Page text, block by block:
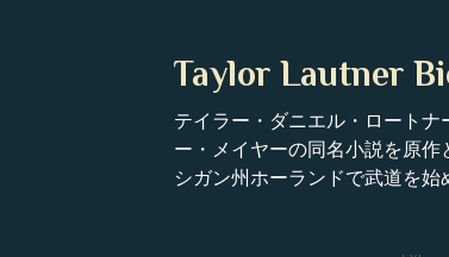
Taylor Lautner
テイラー・ダニエル・ロート
ー・メイヤーの同名小説を原
シガン州ホーランドで武道を始